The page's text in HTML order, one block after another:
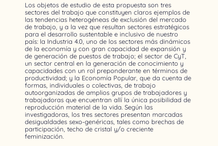
Los objetos de estudio de esta propuesta son tres
sectores del trabajo que constituyen claros ejemplos de
las tendencias heterogéneas de exclusión del mercado
de trabajo, y a la vez que resultan sectores estratégicos
para el desarrollo sustentable e inclusivo de nuestro
país: la Industria 4.0, uno de los sectores más dinámicos
de la economía y con gran capacidad de expansión y
de generación de puestos de trabajo; el sector de CyT,
un sector central en la generación de conocimiento y
capacidades con un rol preponderante en términos de
productividad; y la Economía Popular, que da cuenta de
formas, individuales o colectivas, de trabajo
autoorganizadas de amplios grupos de trabajadores y
trabajadoras que encuentran allí la única posibilidad de
reproducción material de la vida. Según las
investigadoras, los tres sectores presentan marcadas
desigualdades sexo-genéricas, tales como brechas de
participación, techo de cristal y/o creciente
feminización.